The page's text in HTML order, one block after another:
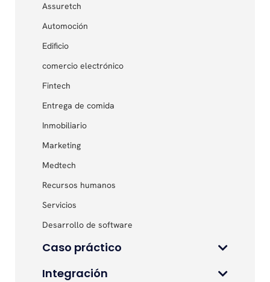
Assuretch
Automoción
Edificio
comercio electrónico
Fintech
Entrega de comida
Inmobiliario
Marketing
Medtech
Recursos humanos
Servicios
Desarrollo de software
Caso práctico
Integración